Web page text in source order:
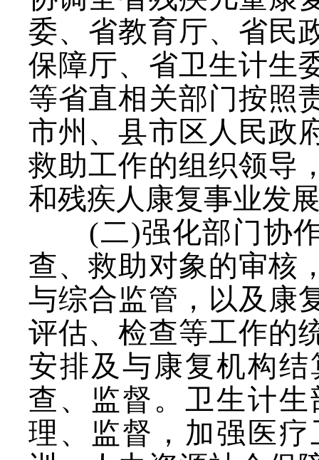
委、省教育厅、省民
保障厅、省卫生计生
等省直相关部门按照
市州、县市区人民政
救助工作的组织领导
和残疾人康复事业发
(二)强化部门协
查、救助对象的审核
与综合监管，以及康
评估、检查等工作的
安排及与康复机构
查、监督。卫生计
理、监督，加强医